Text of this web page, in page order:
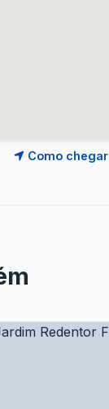
Como chegar